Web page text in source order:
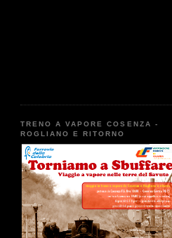
TRENO A VAPORE COSENZA -
ROGLIANO E RITORNO